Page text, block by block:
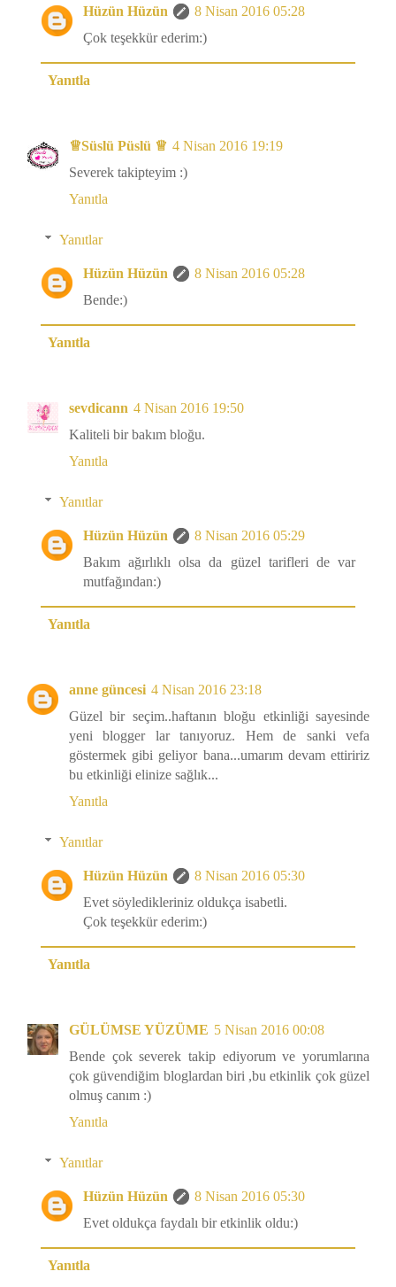
Hüzün Hüzün
8 Nisan 2016 05:28
Çok teşekkür ederim:)
Yanıtla
♕Süslü Püslü ♕ 4 Nisan 2016 19:19
Severek takipteyim :)
Yanıtla
Yanıtlar
Hüzün Hüzün
8 Nisan 2016 05:28
Bende:)
Yanıtla
sevdicann 4 Nisan 2016 19:50
Kaliteli bir bakım bloğu.
Yanıtla
Yanıtlar
Hüzün Hüzün
8 Nisan 2016 05:29
Bakım ağırlıklı olsa da güzel tarifleri de var
mutfağından:)
Yanıtla
anne güncesi 4 Nisan 2016 23:18
Güzel bir seçim..haftanın bloğu etkinliği sayesinde
yeni blogger lar tanıyoruz. Hem de sanki vefa
göstermek gibi geliyor bana...umarım devam ettiririz
bu etkinliği elinize sağlık...
Yanıtla
Yanıtlar
Hüzün Hüzün
8 Nisan 2016 05:30
Evet söyledikleriniz oldukça isabetli.
Çok teşekkür ederim:)
Yanıtla
GÜLÜMSE YÜZÜME 5 Nisan 2016 00:08
Bende çok severek takip ediyorum ve yorumlarına
çok güvendiğim bloglardan biri ,bu etkinlik çok güzel
olmuş canım :)
Yanıtla
Yanıtlar
Hüzün Hüzün
8 Nisan 2016 05:30
Evet oldukça faydalı bir etkinlik oldu:)
Yanıtla